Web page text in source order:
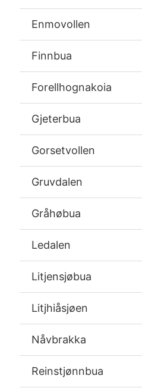
Enmovollen
Finnbua
Forellhognakoia
Gjeterbua
Gorsetvollen
Gruvdalen
Gråhøbua
Ledalen
Litjensjøbua
Litjhiåsjøen
Nåvbrakka
Reinstjønnbua